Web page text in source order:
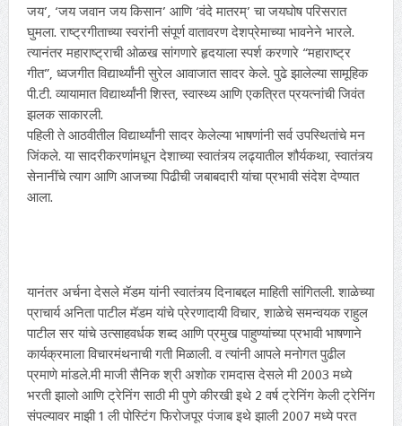
जय’, ‘जय जवान जय किसान’ आणि ‘वंदे मातरम्’ चा जयघोष परिसरात
घुमला. राष्ट्रगीताच्या स्वरांनी संपूर्ण वातावरण देशप्रेमाच्या भावनेने भारले.
त्यानंतर महाराष्ट्राची ओळख सांगणारे हृदयाला स्पर्श करणारे “महाराष्ट्र
गीत”, ध्वजगीत विद्यार्थ्यांनी सुरेल आवाजात सादर केले. पुढे झालेल्या सामूहिक
पी.टी. व्यायामात विद्यार्थ्यांनी शिस्त, स्वास्थ्य आणि एकत्रित प्रयत्नांची जिवंत
झलक साकारली.
पहिली ते आठवीतील विद्यार्थ्यांनी सादर केलेल्या भाषणांनी सर्व उपस्थितांचे मन
जिंकले. या सादरीकरणांमधून देशाच्या स्वातंत्र्य लढ्यातील शौर्यकथा, स्वातंत्र्य
सेनानींचे त्याग आणि आजच्या पिढीची जबाबदारी यांचा प्रभावी संदेश देण्यात
आला.
यानंतर अर्चना देसले मॅडम यांनी स्वातंत्र्य दिनाबद्दल माहिती सांगितली. शाळेच्या
प्राचार्य अनिता पाटील मॅडम यांचे प्रेरणादायी विचार, शाळेचे समन्वयक राहुल
पाटील सर यांचे उत्साहवर्धक शब्द आणि प्रमुख पाहुण्यांच्या प्रभावी भाषणाने
कार्यक्रमाला विचारमंथनाची गती मिळाली. व त्यांनी आपले मनोगत पुढील
प्रमाणे मांडले.मी माजी सैनिक श्री अशोक रामदास देसले मी 2003 मध्ये
भरती झालो आणि ट्रेनिंग साठी मी पुणे कीरखी इथे 2 वर्ष ट्रेनिंग केली ट्रेनिंग
संपल्यावर माझी 1 ली पोस्टिंग फिरोजपूर पंजाब इथे झाली 2007 मध्ये परत